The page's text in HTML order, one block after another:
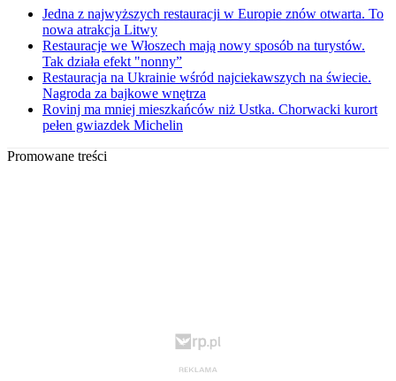
Jedna z najwyższych restauracji w Europie znów otwarta. To
nowa atrakcja Litwy
Restauracje we Włoszech mają nowy sposób na turystów.
Tak działa efekt "nonny”
Restauracja na Ukrainie wśród najciekawszych na świecie.
Nagroda za bajkowe wnętrza
Rovinj ma mniej mieszkańców niż Ustka. Chorwacki kurort
pełen gwiazdek Michelin
Promowane treści